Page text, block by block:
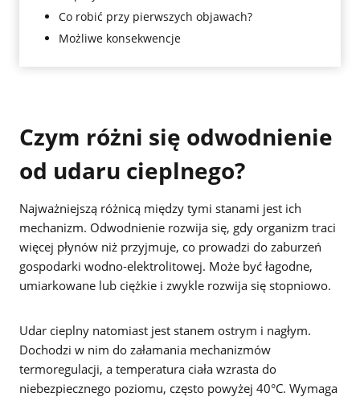
Co robić przy pierwszych objawach?
Możliwe konsekwencje
Czym różni się odwodnienie
od udaru cieplnego?
Najważniejszą różnicą między tymi stanami jest ich
mechanizm. Odwodnienie rozwija się, gdy organizm traci
więcej płynów niż przyjmuje, co prowadzi do zaburzeń
gospodarki wodno-elektrolitowej. Może być łagodne,
umiarkowane lub ciężkie i zwykle rozwija się stopniowo.
Udar cieplny natomiast jest stanem ostrym i nagłym.
Dochodzi w nim do załamania mechanizmów
termoregulacji, a temperatura ciała wzrasta do
niebezpiecznego poziomu, często powyżej 40°C. Wymaga